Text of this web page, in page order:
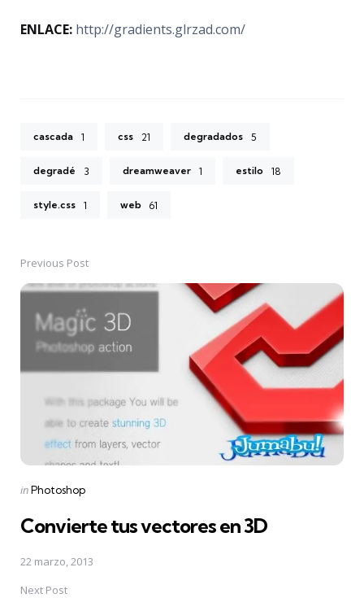
ENLACE: http://gradients.glrzad.com/
cascada 1 css 21 degradados 5
degradé 3 dreamweaver 1 estilo 18
style.css 1 web 61
Post
navigation
Previous Post
Posted
inPhotoshop
Convierte tus vectores en 3D
22 marzo, 2013
Next Post